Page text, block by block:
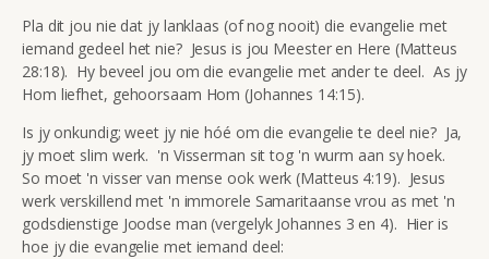
Pla dit jou nie dat jy lanklaas (of nog nooit) die evangelie met
iemand gedeel het nie? Jesus is jou Meester en Here (Matteus
28:18). Hy beveel jou om die evangelie met ander te deel. As jy
Hom liefhet, gehoorsaam Hom (Johannes 14:15).
Is jy onkundig; weet jy nie hóé om die evangelie te deel nie? Ja,
jy moet slim werk. 'n Visserman sit tog 'n wurm aan sy hoek.
So moet 'n visser van mense ook werk (Matteus 4:19). Jesus
werk verskillend met 'n immorele Samaritaanse vrou as met 'n
godsdienstige Joodse man (vergelyk Johannes 3 en 4). Hier is
hoe jy die evangelie met iemand deel: